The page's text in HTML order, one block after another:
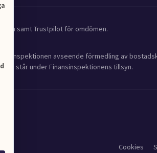
samt Trustpilot för omdömen.
avseende förmedling av
står under Finansinspektionens tillsyn.
Cookies